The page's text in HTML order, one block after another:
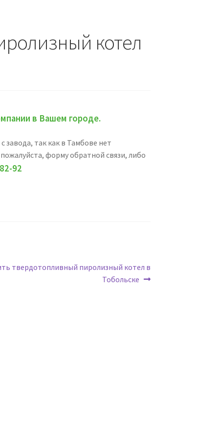
котел
в Вашем городе.
так как в Тамбове нет
форму обратной связи, либо
92
твердотопливный пиролизный котел в
Тобольске